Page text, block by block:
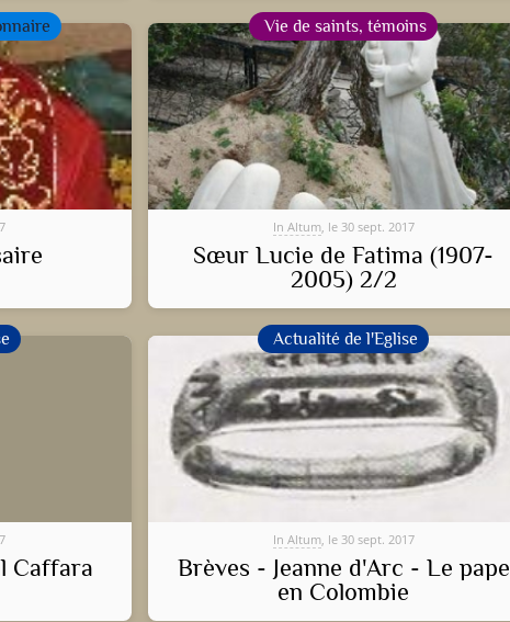
Vie de saints, témoins
In Altum, le 30 sept. 2017
Sœur Lucie de Fatima (1907-
2005) 2/2
Caffara
Actualité de l'Eglise
In Altum, le 30 sept. 2017
Brèves - Jeanne d'Arc - Le pape
en Colombie